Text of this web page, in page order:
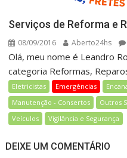
Serviços de Reforma e
08/09/2016 Aberto24hs
Olá, meu nome é Leandro
categoria Reformas,
Eletricistas Emergências
Manutenção - Consertos
Outros
Veículos
Vigilância e Segurança
DEIXE UM COMENTÁRIO